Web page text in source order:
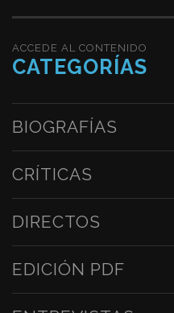
ACCEDE AL CONTENIDO
CATEGORÍAS
BIOGRAFÍAS
CRÍTICAS
DIRECTOS
EDICIÓN PDF